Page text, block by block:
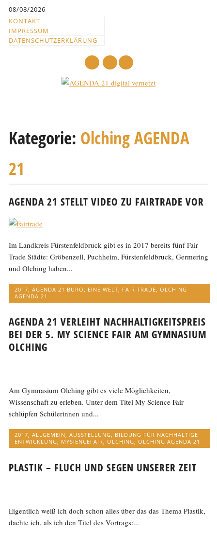
springen
08/08/2026
KONTAKT
IMPRESSUM
DATENSCHUTZERKLÄRUNG
zum
Kategorie: Olching AGENDA
21
AGENDA 21 STELLT VIDEO ZU FAIRTRADE VOR
Im Landkreis Fürstenfeldbruck gibt es in 2017 bereits fünf Fair
Trade Städte: Gröbenzell, Puchheim, Fürstenfeldbruck, Germering
und Olching haben...
2017,AGENDA 21 BÜRO, EINE WELT, FAIR TRADE,OLCHING
AGENDA 21
AGENDA 21 VERLEIHT NACHHALTIGKEITSPREIS
BEI DER 5. MY SCIENCE FAIR AM GYMNASIUM
OLCHING
Am Gymnasium Olching gibt es viele Möglichkeiten,
Wissenschaft zu erleben. Unter dem Titel My Science Fair
schlüpfen Schülerinnen und...
2017,ALLGEMEIN,AUSSTELLUNG, BILDUNG FÜR NACHHALTIGE
ENTWICKLUNG, MYSIENCEFAIR,OLCHING,OLCHING AGENDA 21
PLASTIK – FLUCH UND SEGEN UNSERER ZEIT
Eigentlich weiß ich doch schon alles über das das Thema Plastik,
dachte ich, als ich den Titel des Vortrags:...